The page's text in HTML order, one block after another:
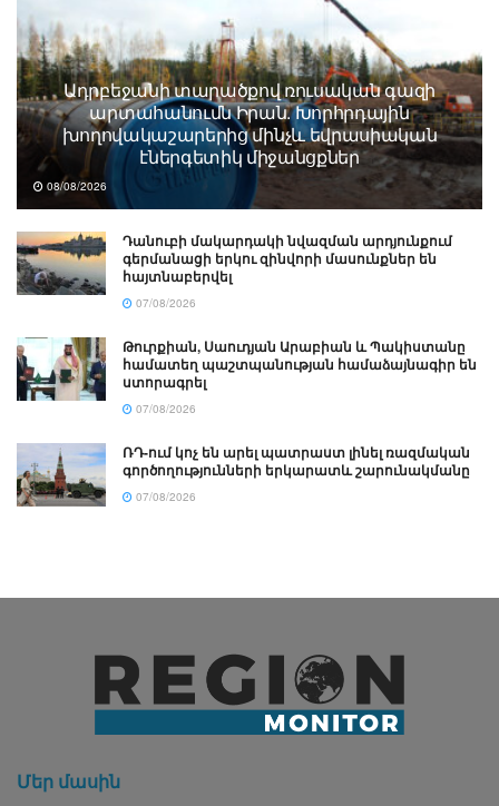
Ադրբեջանի տարածքով ռուսական գազի
արտահանումն Իրան. Խորհրդային
խողովակաշարերից մինչև եվրասիական
էներգետիկ միջանցքներ
08/08/2026
Դանուբի մակարդակի նվազման արդյունքում
գերմանացի երկու զինվորի մասունքներ են
հայտնաբերվել
07/08/2026
Թուրքիան, Սաուդյան Արաբիան և Պակիստանը
համատեղ պաշտպանության համաձայնագիր են
ստորագրել
07/08/2026
ՌԴ-ում կոչ են արել պատրաստ լինել ռազմական
գործողությունների երկարատև շարունակմանը
07/08/2026
Մեր մասին